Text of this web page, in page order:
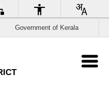
Government of Kerala